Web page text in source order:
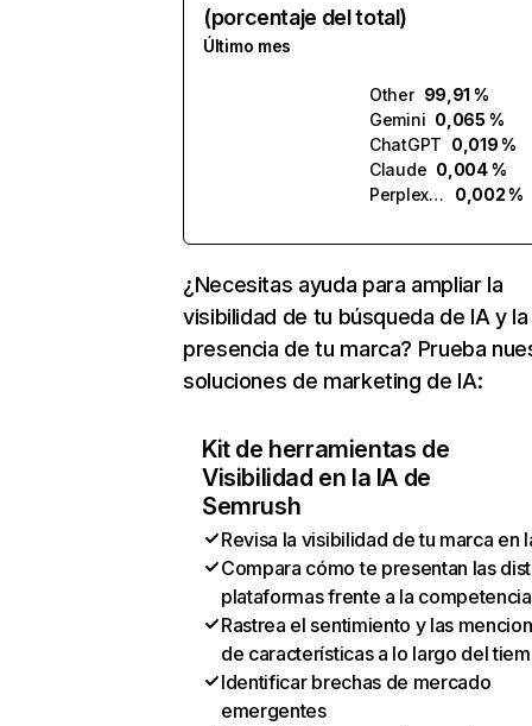
(porcentaje del total)
Último mes
Other 99,91 %
Gemini 0,065 %
ChatGPT 0,019 %
Claude 0,004 %
Perplexity
0,002 %
¿Necesitas ayuda para ampliar la
visibilidad de tu búsqueda de IA y la
presencia de tu marca? Prueba
soluciones de marketing de IA:
Kit de herramientas de
Visibilidad en la IA de
Semrush
Revisa la visibilidad de tu marca en
Compara cómo te presentan las
plataformas frente a la competencia
Rastrea el sentimiento y las
de características a lo largo del
Identificar brechas de mercado
emergentes